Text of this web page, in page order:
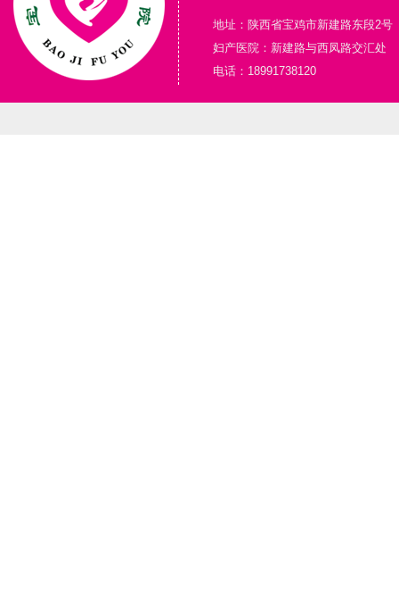
地址：陕西省宝鸡市新建路东段2号
妇产医院：新建路与西凤路交汇处
电话：18991738120